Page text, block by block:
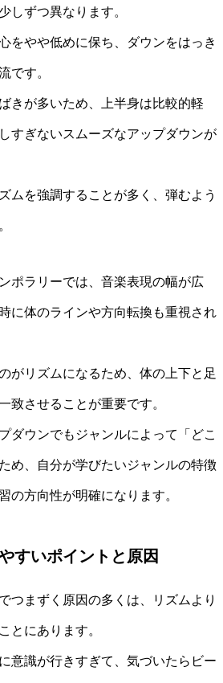
しずつ異なります。
をやや低めに保ち、ダウンをはっき
です。
きが多いため、上半身は比較的軽
すぎないスムーズなアップダウンが
ムを強調することが多く、弾むよう
ポラリーでは、音楽表現の幅が広
に体のラインや方向転換も重視され
がリズムになるため、体の上下と足
致させることが重要です。
ダウンでもジャンルによって「どこ
め、自分が学びたいジャンルの特徴
の方向性が明確になります。
すいポイントと原因
つまずく原因の多くは、リズムより
とにあります。
意識が行きすぎて、気づいたらビー